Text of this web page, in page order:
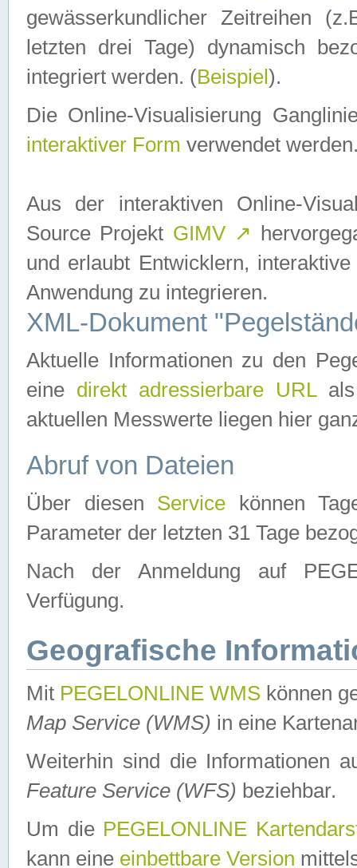
gewässerkundlicher Zeitreihen
letzten drei Tage) dynamisch
integriert werden. (Beispiel ).
Die Online-Visualisierung
interaktiver Form verwendet
Aus der interaktiven Online-
Source Projekt GIMV ↗
und erlaubt Entwicklern,
Anwendung zu integrieren.
XML-Dokument
Aktuelle Informationen zu den
eine direkt adressierbare URLals
aktuellen Messwerte liegen hier
Abruf von Dateien
Über diesen Service können
Parameter der letzten 31 Tage
Nach der Anmeldung auf
Verfügung.
Geografische
Mit PEGELONLINE WMS können
Map Service (WMS) in eine
Weiterhin sind die Informationen
Feature Service (WFS) beziehbar.
Um die PEGELONLINE
kann eine einbettbare Version